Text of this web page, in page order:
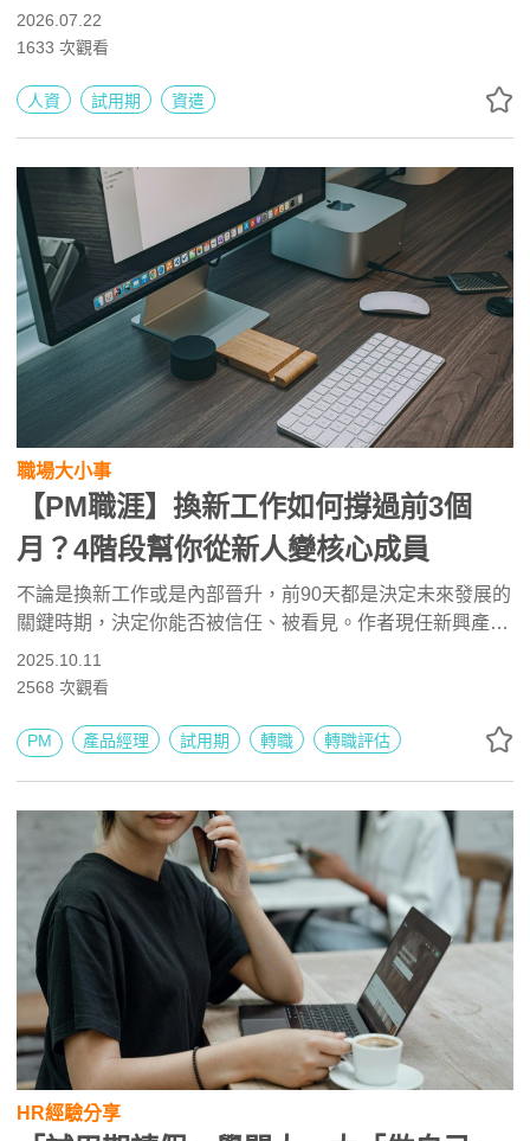
況下造成企業尋人不易的困境，這也誕生許多「不堪勝任工
作」的狀況，但因法律要求雇主應負舉證責任，因此若平時
爭議。
2026.07.22
1633 次觀看
人資 試用期 資遣
職場大小事
【PM職涯】換新工作如何撐過前3個
月？4階段幫你從新人變核心成員
不論是換新工作或是內部晉升，前90天都是決定未來發展的
關鍵時期，決定你能否被信任、被看見。作者現任新興產業
全球知名品牌的產品經理，分享掌握4階段適應法，從觀察
文化到建立影響力，幫你在最短時間內從新人變成團隊關鍵
2025.10.11
2568 次觀看
PM 產品經理 試用期 轉職 轉職評估
HR經驗分享